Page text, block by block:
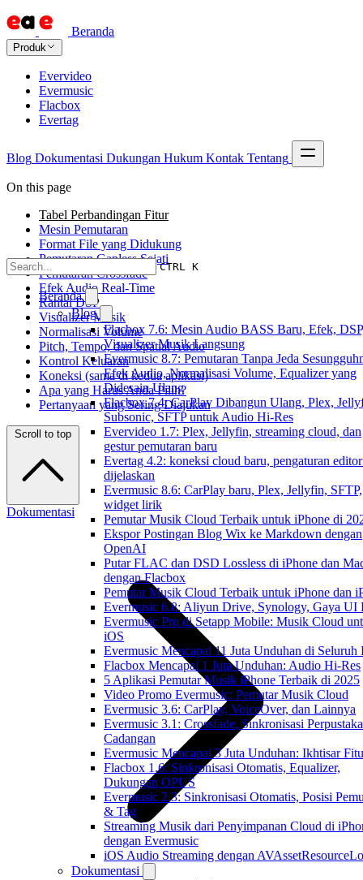
Beranda
Produk
Evervideo
Evermusic
Flacbox
Evertag
Blog Dokumentasi Dukungan Hukum Kontak Tentang
CTRL K
Beranda
Blog
Flacbox 7.6: Mesin Audio BASS Baru, Efek,
Visualizer Musik Langsung
Evermusic 8.7: Pemutaran Tanpa Jeda
Efek Audio, Normalisasi Volume, Equalizer yang
Didesain Ulang
Flacbox 7.4: CarPlay Dibangun Ulang, Plex,
Subsonic, SFTP untuk Audio Hi-Res
Evervideo 1.7: Plex, Jellyfin, streaming cloud, dan
gestur pemutaran baru
Evertag 4.2: koneksi cloud baru, pengaturan
dijelaskan
Evermusic 8.6: CarPlay baru, Plex, Jellyfin, SFTP,
widget lirik
Pemutar Musik Cloud Terbaik untuk iPhone di
Ekspor Postingan Blog Wix ke Markdown dengan
OpenAI
Putar FLAC dan DSD Lossless di iPhone dan
dengan Flacbox
Pemutar Musik Cloud Terbaik untuk iPhone dan
Evermusic 6.8: Aliyun Drive, Synology, Gaya UI
Evermusic Pro di Setapp Mobile: Musik Cloud
iOS
Evermusic Mencapai 11 Juta Unduhan di Seluruh
Flacbox Mencapai 1 Juta Unduhan: Audio Hi-Res
5 Aplikasi Pemutar Musik iPhone Terbaik di 2025
Video Promo Evermusic: Pemutar Musik Cloud
Evermusic 3.6: CarPlay, VoiceOver, dan Lainnya
Evermusic 3.1: Crossfade, Sinkronisasi
Cadangan
Evermusic Mencapai 3 Juta Unduhan: Ikhtisar
Flacbox 1.6: Sinkronisasi Otomatis, Equalizer,
Dukungan OPUS
Evermusic 2.3: Sinkronisasi Otomatis, Posisi
& Tag
Streaming Musik dari Penyimpanan Cloud di
dengan Evermusic
iOS Audio Streaming dengan
Dokumentasi
On this page
Tabel Perbandingan Fitur
Mesin Pemutaran
Format File yang Didukung
Pemutaran Gapless Sejati
Pemutaran Crossfade
Efek Audio Real-Time
Rantai DSP
Visualizer Musik
Normalisasi Volume
Pitch, Tempo, dan Spatial Audio
Kontrol Keluaran
Koneksi (sama di kedua aplikasi)
Apa yang Harus Anda Pilih?
Pertanyaan yang Sering Diajukan
Scroll to top
Dokumentasi